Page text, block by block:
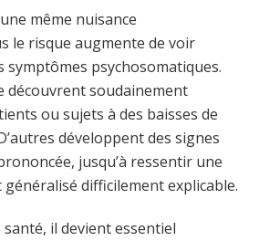
même nuisance
le risque augmente de voir
psychosomatiques.
découvrent soudainement
ou sujets à des baisses de
développent des signes
jusqu’à ressentir une
généralisé difficilement explicable.
santé, il devient essentiel